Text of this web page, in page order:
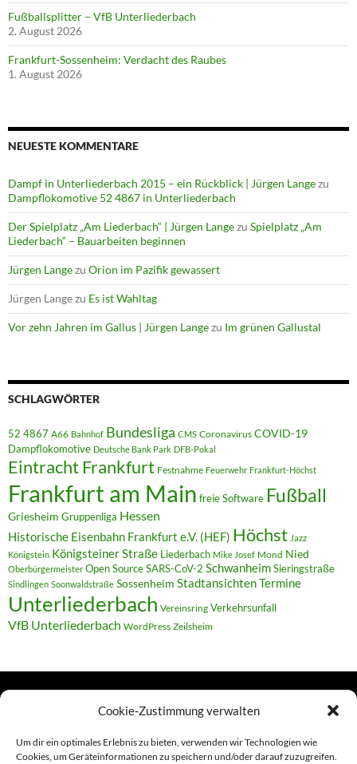
Cookie-Zustimmung verwalten
Um dir ein optimales Erlebnis zu bieten, verwenden wir Technologien wie
Cookies, um Geräteinformationen zu speichern und/oder darauf zuzugreifen.
Fußballsplitter – VfB Unterliederbach
2. August 2026
Frankfurt-Sossenheim: Verdacht des Raubes
1. August 2026
NEUESTE KOMMENTARE
Dampf in Unterliederbach 2015 – ein Rückblick | Jürgen Langezu
Dampflokomotive 52 4867 in Unterliederbach
Der Spielplatz „Am Liederbach“ | Jürgen Langezu Spielplatz „Am
Liederbach“ – Bauarbeiten beginnen
Jürgen Langezu Orion im Pazifik gewassert
Jürgen Langezu Es ist Wahltag
Vor zehn Jahren im Gallus | Jürgen Langezu Im grünen Gallustal
SCHLAGWÖRTER
52 4867 A66 Bahnhof Bundesliga CMS Coronavirus COVID-19
Dampflokomotive Deutsche Bank Park DFB-Pokal
Eintracht Frankfurt Festnahme Feuerwehr Frankfurt-Höchst
Frankfurt am Main freie Software Fußball
Griesheim Gruppenliga Hessen
Historische Eisenbahn Frankfurt e.V. (HEF) Höchst Jazz
Königstein Königsteiner Straße Liederbach Mike Josef Mond Nied
Oberbürgermeister Open SourceSARS-CoV-2 SchwanheimSieringstraße
Sindlingen Soonwaldstraße Sossenheim StadtansichtenTermine
Unterliederbach Vereinsring Verkehrsunfall
VfB Unterliederbach WordPress Zeilsheim